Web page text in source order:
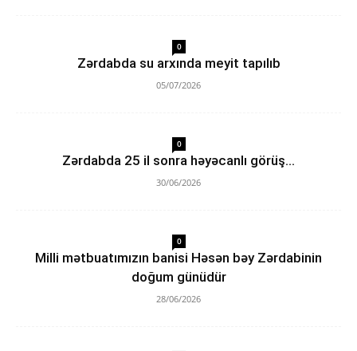
0
Zərdabda su arxında meyit tapılıb
05/07/2026
0
Zərdabda 25 il sonra həyəcanlı görüş…
30/06/2026
0
Milli mətbuatımızın banisi Həsən bəy Zərdabinin
doğum günüdür
28/06/2026